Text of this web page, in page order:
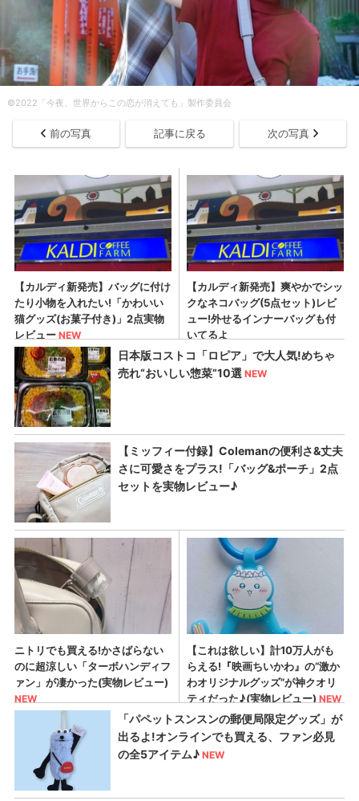
©2022「今夜、世界からこの恋が消えても」製作委員会
前の写真 記事に戻る 次の写真